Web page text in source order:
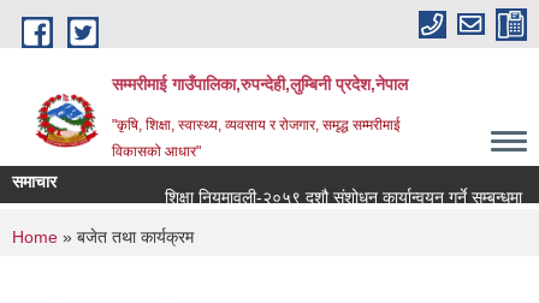
Skip to main content
सम्मरीमाई गाउँपालिका,रुपन्देही,लुम्बिनी प्रदेश,नेपाल
"कृषि, शिक्षा, स्वास्थ्य, व्यवसाय र रोजगार, समृद्ध सम्मरीमाई
विकासको आधार"
समाचार
शिक्षा नियमावली-२०५९ दशौ संशोधन कार्यान्वयन गर्ने सम्बन्धमा
You are here
Home » बजेत तथा कार्यक्रम